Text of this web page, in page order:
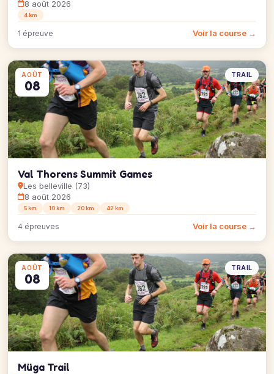
8 août 2026
4 km
1 épreuve Voir la course →
AOÛT
08
TRAIL
Val Thorens Summit Games
Les belleville (73)
8 août 2026
5 km 10 km 20 km 42 km
4 épreuves Voir la course →
AOÛT
08
TRAIL
Müga Trail